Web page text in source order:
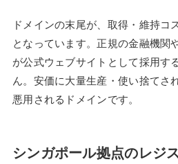
ドメインの末尾が、取得・維持コ
となっています。正規の金融機関
が公式ウェブサイトとして採用す
ん。安価に大量生産・使い捨てさ
悪用されるドメインです。
シンガポール拠点のレジ